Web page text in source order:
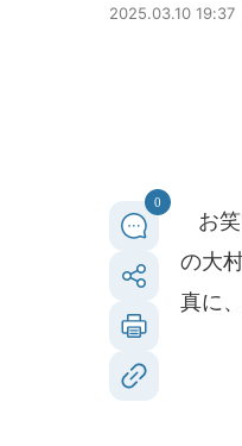
2025.03.10 19:37
0
お笑
の大
真に